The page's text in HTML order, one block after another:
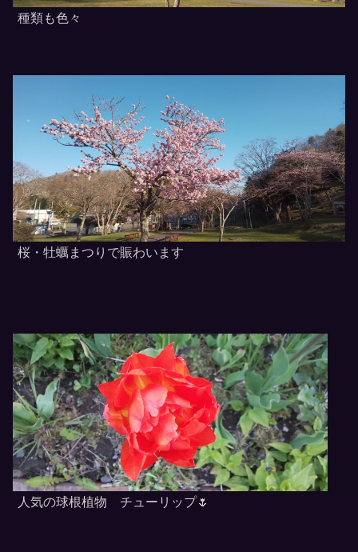
種類も色々
桜・牡蠣まつりで賑わいます
人気の球根植物 チューリップ🌷